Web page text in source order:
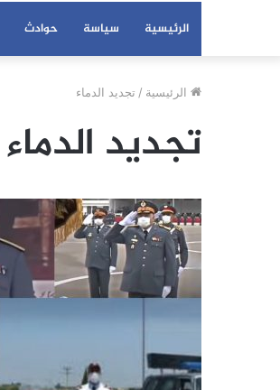
الرئيسية سياسة حوادث
الرئيسية / تجديد الدماء
تجديد الدماء